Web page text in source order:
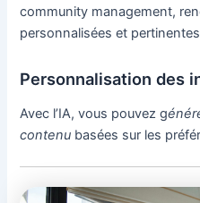
community management,
personnalisées et
Personnalisation des
Avec l’IA, vous pouvez g
contenu basées sur les